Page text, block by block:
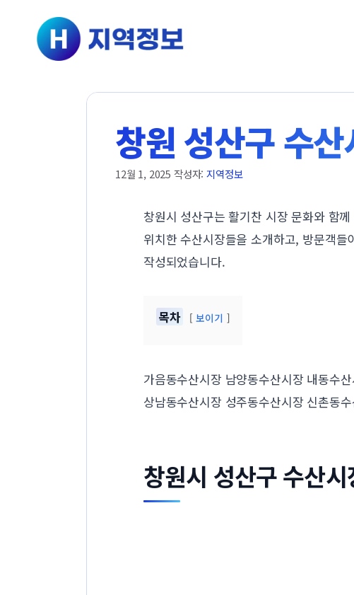
건너뛰기
창원 성산구 수
12월 1, 2025 작성자:지역정보
창원시 성산구는 활기찬 시장 문화와 함
위치한 수산시장들을 소개하고, 방문객
작성되었습니다.
목차 보이기
가음동수산시장 남양동수산시장 내동수
상남동수산시장 성주동수산시장 신촌동
창원시 성산구 수산